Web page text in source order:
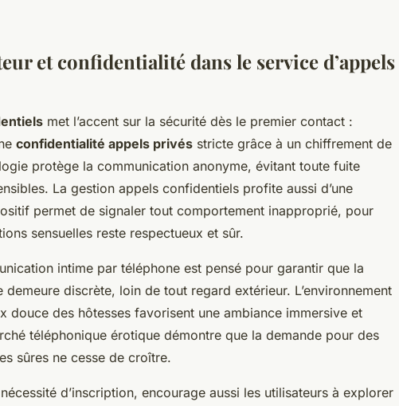
et confidentialité dans le service d’appels
met l’accent sur la sécurité dès le premier contact :
confidentialité appels privés stricte grâce à un chiffrement de
protège la communication anonyme, évitant toute fuite
La gestion appels confidentiels profite aussi d’une
permet de signaler tout comportement inapproprié, pour
sensuelles reste respectueux et sûr.
intime par téléphone est pensé pour garantir que la
discrète, loin de tout regard extérieur. L’environnement
douce des hôtesses favorisent une ambiance immersive et
téléphonique érotique démontre que la demande pour des
sûres ne cesse de croître.
d’inscription, encourage aussi les utilisateurs à explorer